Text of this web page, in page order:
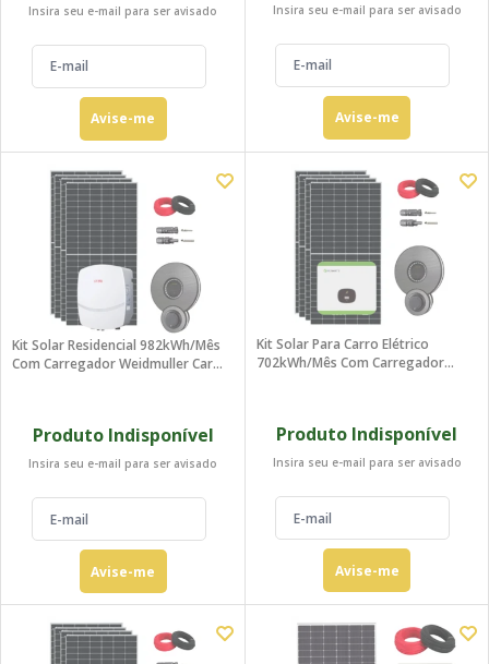
Insira seu e-mail para ser avisado
Avise-me
Insira seu e-mail para ser avisado
Avise-me
Kit Solar Residencial 982kWh/mês
Com Carregador Weidmuller Carro
Produto Indisponível
Insira seu e-mail para ser avisado
Avise-me
Kit Solar Para Carro Elétrico
702kWh/mês Com Carregador
Produto Indisponível
Insira seu e-mail para ser avisado
Avise-me